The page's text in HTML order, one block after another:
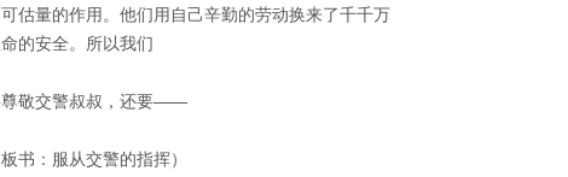
估量的作用。他们用自己辛勤的劳动换来了千千万
的安全。所以我们
尊敬交警叔叔，还要――
：服从交警的指挥）